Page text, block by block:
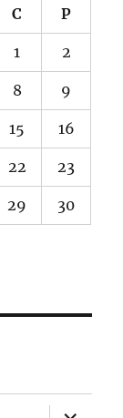
C P
1 2
8 9
15 16
22 23
29 30
Alt